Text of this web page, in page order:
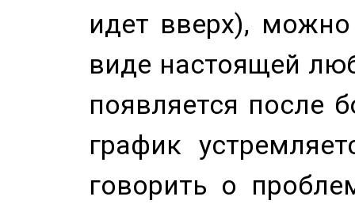
идет вверх),
виде настоящей
появляется после
график
говорить о